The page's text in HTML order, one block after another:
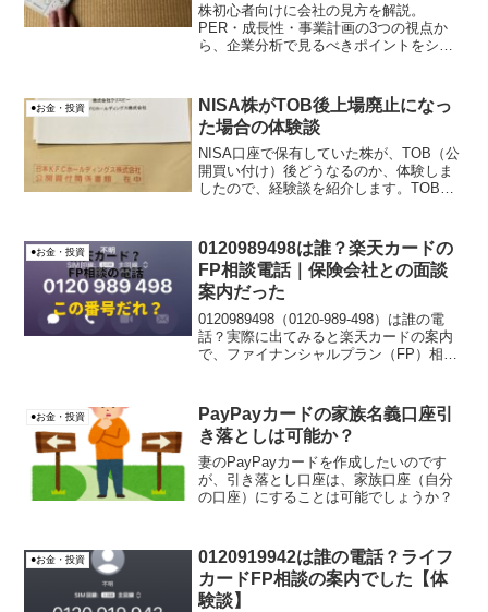
株初心者向けに会社の見方を解説。
PER・成長性・事業計画の3つの視点か
ら、企業分析で見るべきポイントをシン
●お金・投資
NISA株がTOB後上場廃止になっ
た場合の体験談
NISA口座で保有していた株が、TOB（公
開買い付け）後どうなるのか、体験しま
したので、経験談を紹介します。TOBま
券 | ネット証券（国内株・米国株・信用
取引...
●お金・投資
0120989498は誰？楽天カードの
FP相談電話｜保険会社との面談
案内だった
0120989498（0120-989-498）は誰の電
話？実際に出てみると楽天カードの案内
で、ファイナンシャルプラン（FP）相談
とめています。
●お金・投資
PayPayカードの家族名義口座引
き落としは可能か？
妻のPayPayカードを作成したいのです
が、引き落とし口座は、家族口座（自分
の口座）にすることは可能でしょうか？
●お金・投資
0120919942は誰の電話？ライフ
カードFP相談の案内でした【体
験談】